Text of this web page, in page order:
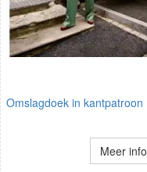
Omslagdoek in kantpatroon
Meer info